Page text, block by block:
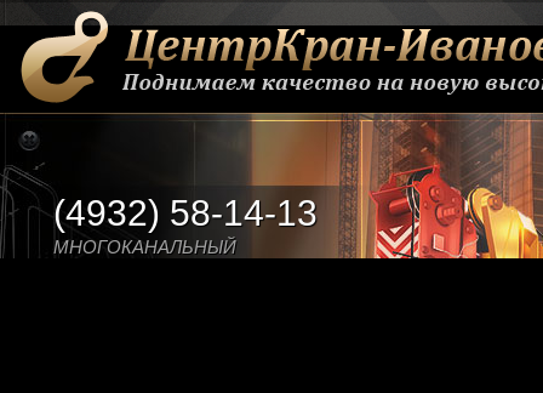
(4932) 58-14-13
МНОГОКАНАЛЬНЫЙ